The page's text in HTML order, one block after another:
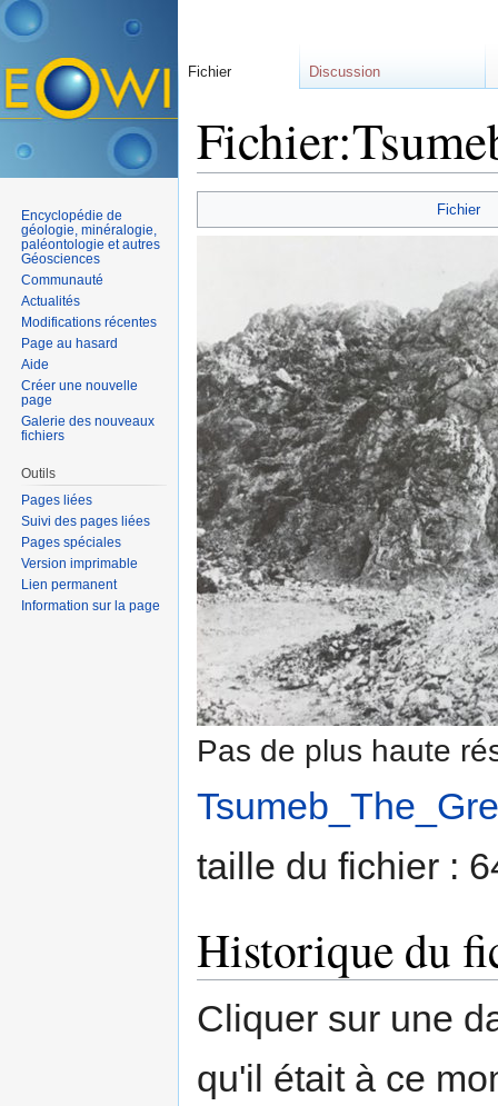
Fichier
Pas de plus haute
taille du fichier :
Historique du
Cliquer sur une
qu'il était à ce
Fichier Discussion
Encyclopédie de
géologie, minéralogie,
paléontologie et autres
Géosciences
Communauté
Actualités
Modifications récentes
Page au hasard
Aide
Créer une nouvelle
page
Galerie des nouveaux
fichiers
Outils
Pages liées
Suivi des pages liées
Pages spéciales
Version imprimable
Lien permanent
Information sur la page